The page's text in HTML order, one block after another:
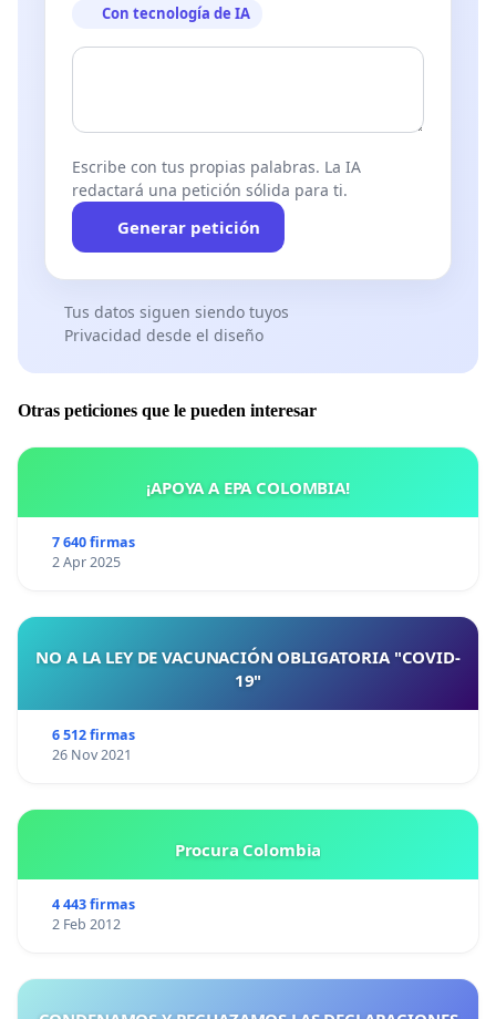
Con tecnología de IA
Escribe con tus propias palabras. La IA
redactará una petición sólida para ti.
Generar petición
Tus datos siguen siendo tuyos
Privacidad desde el diseño
Otras peticiones que le pueden interesar
¡APOYA A EPA COLOMBIA!
7 640 firmas
2 Apr 2025
NO A LA LEY DE VACUNACIÓN OBLIGATORIA "COVID-
19"
6 512 firmas
26 Nov 2021
Procura Colombia
4 443 firmas
2 Feb 2012